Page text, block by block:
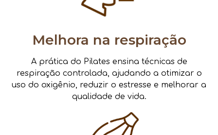
Melhora na respiração
A prática do Pilates ensina técnicas de
respiração controlada, ajudando a otimizar o
uso do oxigênio, reduzir o estresse e melhorar a
qualidade de vida.